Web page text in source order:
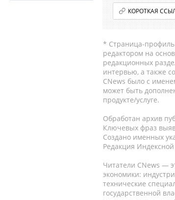
КОРОТКАЯ
* Страница-профиль
редактором на
редакционных
интервью, а также
CNews было с
может быть
продукте/услуге.
Обработан архив
Ключевых фраз
Создано именных
Редакция
Читатели CNews —
экономики:
технические
государственной